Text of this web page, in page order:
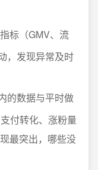
标（GMV、流
，发现异常及时
的数据与平时做
付转化、涨粉量
最突出，哪些没